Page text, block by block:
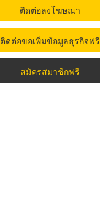
ติดต่อลงโฆษณา
ติดต่อขอเพิ่มข้อมูลธุรกิจฟรี
สมัครสมาชิกฟรี